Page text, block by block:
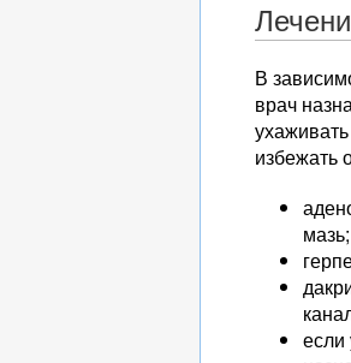
В
врач
избежать
мазь;
если